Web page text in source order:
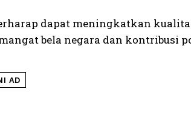
dapat meningkatkan
bela negara dan kontribusi
AD